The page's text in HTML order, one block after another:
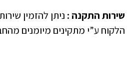
שירות התקנה : ניתן להזמין
הלקוח ע”י מתקינים מיומנים